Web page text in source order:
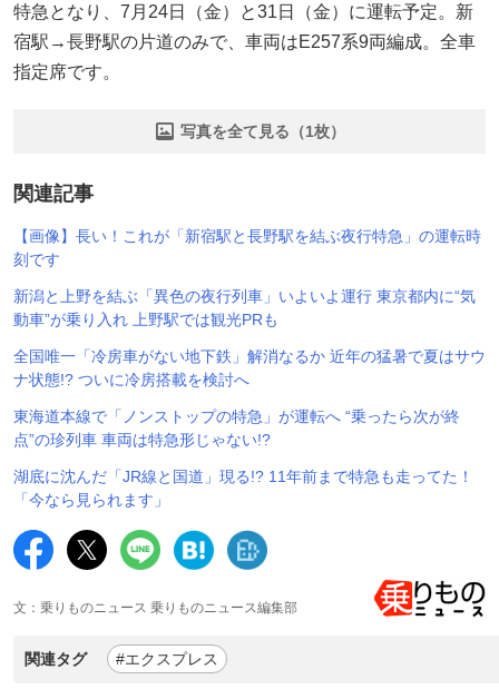
特急となり、7月24日（金）と31日（金）に運転予定。新
宿駅→長野駅の片道のみで、車両はE257系9両編成。全車
指定席です。
写真を全て見る（1枚）
関連記事
【画像】長い！これが「新宿駅と長野駅を結ぶ夜行特急」の運転時
刻です
新潟と上野を結ぶ「異色の夜行列車」いよいよ運行 東京都内に“気
動車”が乗り入れ 上野駅では観光PRも
全国唯一「冷房車がない地下鉄」解消なるか 近年の猛暑で夏はサウ
ナ状態!? ついに冷房搭載を検討へ
東海道本線で「ノンストップの特急」が運転へ “乗ったら次が終
点”の珍列車 車両は特急形じゃない!?
湖底に沈んだ「JR線と国道」現る!? 11年前まで特急も走ってた！
「今なら見られます」
文：乗りものニュース 乗りものニュース編集部
関連タグ #エクスプレス